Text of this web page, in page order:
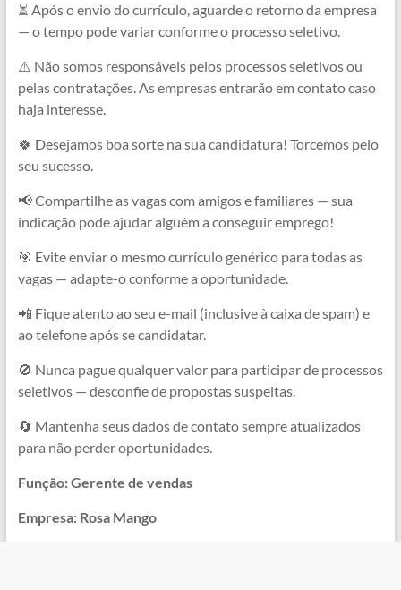
⏳ Após o envio do currículo, aguarde o retorno da empresa
— o tempo pode variar conforme o processo seletivo.
⚠️ Não somos responsáveis pelos processos seletivos ou
pelas contratações. As empresas entrarão em contato caso
haja interesse.
🍀 Desejamos boa sorte na sua candidatura! Torcemos pelo
seu sucesso.
📢 Compartilhe as vagas com amigos e familiares — sua
indicação pode ajudar alguém a conseguir emprego!
🎯 Evite enviar o mesmo currículo genérico para todas as
vagas — adapte-o conforme a oportunidade.
📲 Fique atento ao seu e-mail (inclusive à caixa de spam) e
ao telefone após se candidatar.
🚫 Nunca pague qualquer valor para participar de processos
seletivos — desconfie de propostas suspeitas.
🔄 Mantenha seus dados de contato sempre atualizados
para não perder oportunidades.
Função: Gerente de vendas
Empresa: Rosa Mango